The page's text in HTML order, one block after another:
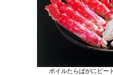
ボイルたらばがにビー